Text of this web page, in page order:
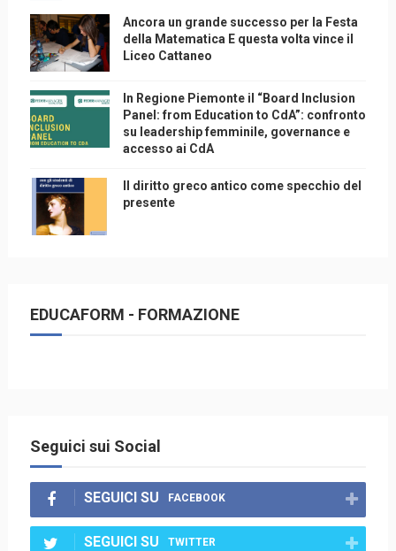
Ancora un grande successo per la Festa
della Matematica E questa volta vince il
Liceo Cattaneo
In Regione Piemonte il “Board Inclusion
Panel: from Education to CdA”: confronto
su leadership femminile, governance e
accesso ai CdA
Il diritto greco antico come specchio del
presente
EDUCAFORM - FORMAZIONE
Seguici sui Social
SEGUICI SU FACEBOOK
SEGUICI SU TWITTER